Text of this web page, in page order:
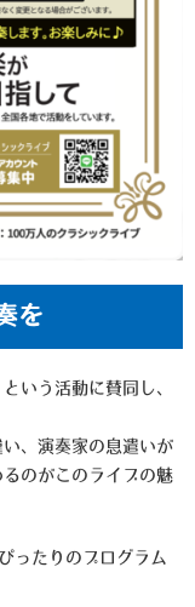
を
いう活動に賛同し、
、演奏家の息遣いが
のがこのライブの魅
ったりのプログラム